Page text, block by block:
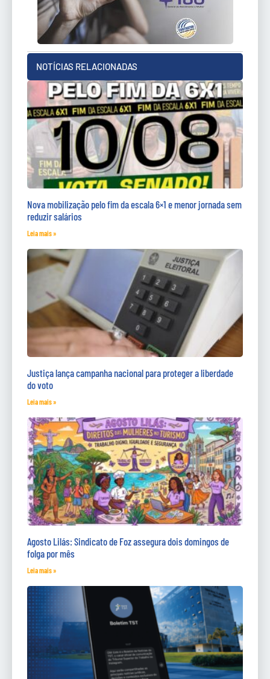
NOTÍCIAS RELACIONADAS
Nova mobilização pelo fim da escala 6×1 e menor jornada sem
reduzir salários
Leia mais »
Justiça lança campanha nacional para proteger a liberdade
do voto
Leia mais »
Agosto Lilás: Sindicato de Foz assegura dois domingos de
folga por mês
Leia mais »